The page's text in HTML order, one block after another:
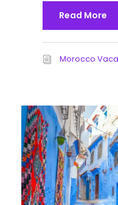
Read More
Morocco